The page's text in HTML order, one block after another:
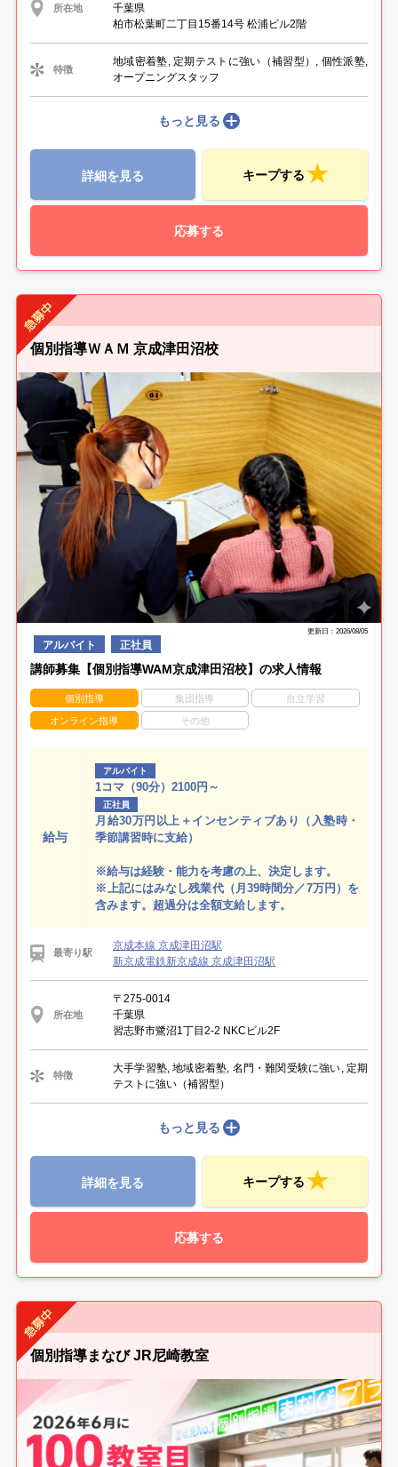
所在地
千葉県
柏市松葉町二丁目15番14号 松浦ビル2階
特徴
地域密着塾, 定期テストに強い（補習型）, 個性派塾,
オープニングスタッフ
もっと見る
詳細を見る キープする
応募する
個別指導ＷＡＭ 京成津田沼校
更新日：2026/08/05
アルバイト 正社員
講師募集【個別指導WAM京成津田沼校】の求人情報
個別指導 集団指導 自立学習
オンライン指導 その他
給与
アルバイト
1コマ（90分）2100円～
正社員
月給30万円以上＋インセンティブあり（入塾時・
季節講習時に支給）
※給与は経験・能力を考慮の上、決定します。
※上記にはみなし残業代（月39時間分／7万円）を
含みます。超過分は全額支給します。
最寄り駅
京成本線 京成津田沼駅
新京成電鉄新京成線 京成津田沼駅
所在地
〒275-0014
千葉県
習志野市鷺沼1丁目2-2 NKCビル2F
特徴
大手学習塾, 地域密着塾, 名門・難関受験に強い, 定期
テストに強い（補習型）
もっと見る
詳細を見る キープする
応募する
個別指導まなび JR尼崎教室